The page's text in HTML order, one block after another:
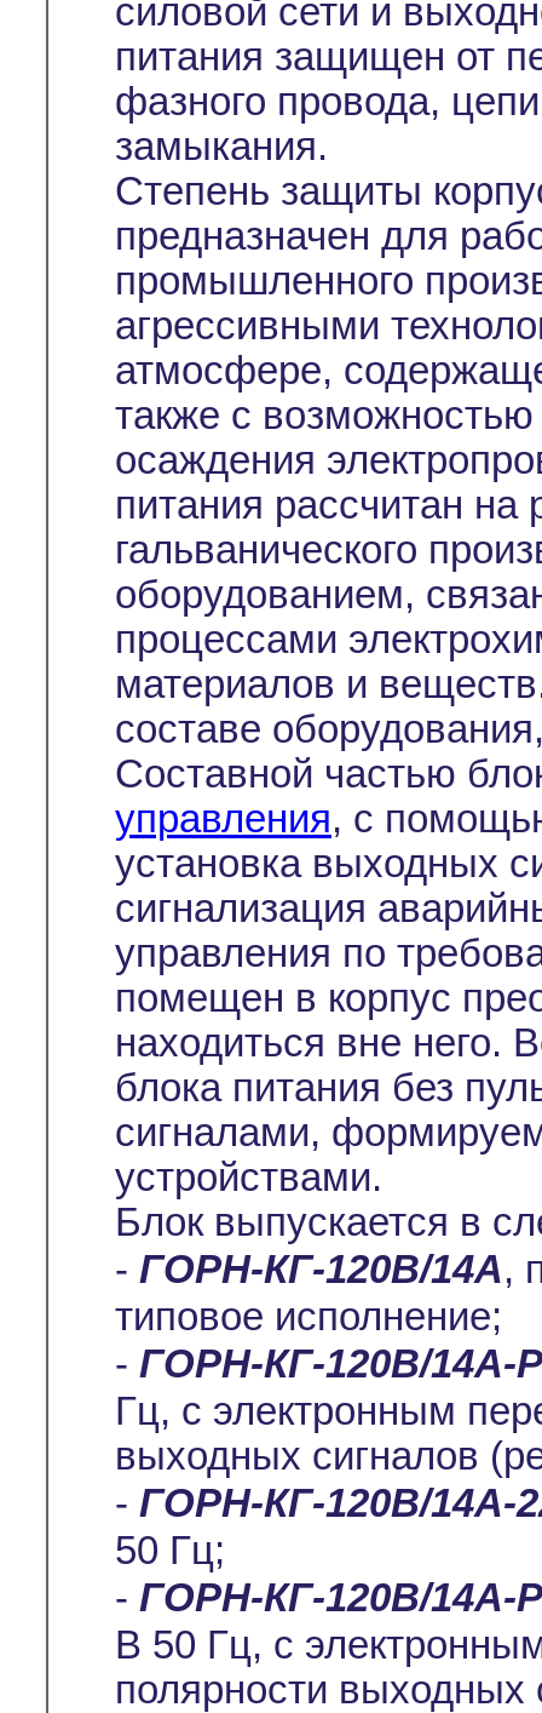
силовой сети и
питания защищен от
фазного провода, цепи
замыкания.
Степень защиты
предназначен для
промышленного
агрессивными
атмосфере,
также с
осаждения
питания рассчитан
гальванического
оборудованием,
процессами
материалов и
составе
Составной частью
управления, с
установка выходных
сигнализация
управления по
помещен в корпус
находиться вне него.
блока питания без
сигналами,
устройствами.
Блок выпускается в
- ГОРН-КГ-120В/14А,
типовое исполнение;
- ГОРН-КГ-120В/14А-Р
Гц, с электронным
выходных сигналов
- ГОРН-КГ-120В/14А-
50 Гц;
- ГОРН-КГ-120В/14А-
В 50 Гц, с
полярности выходных